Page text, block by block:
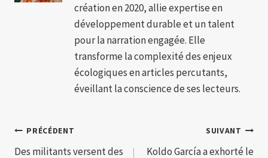
création en 2020, allie expertise en
développement durable et un talent
pour la narration engagée. Elle
transforme la complexité des enjeux
écologiques en articles percutants,
éveillant la conscience de ses lecteurs.
Navigation
PRÉCÉDENT
Des militants versent des
SUIVANT
Koldo García a exhorté le